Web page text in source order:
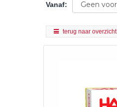
Vanaf:
terug naar overzicht